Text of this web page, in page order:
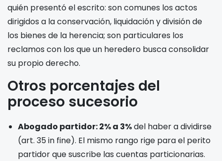
quién presentó el escrito: son comunes los actos
dirigidos a la conservación, liquidación y división de
los bienes de la herencia; son particulares los
reclamos con los que un heredero busca consolidar
su propio derecho.
Otros porcentajes del
proceso sucesorio
Abogado partidor: 2% a 3%del haber a dividirse
(art. 35 in fine). El mismo rango rige para el perito
partidor que suscribe las cuentas particionarias.